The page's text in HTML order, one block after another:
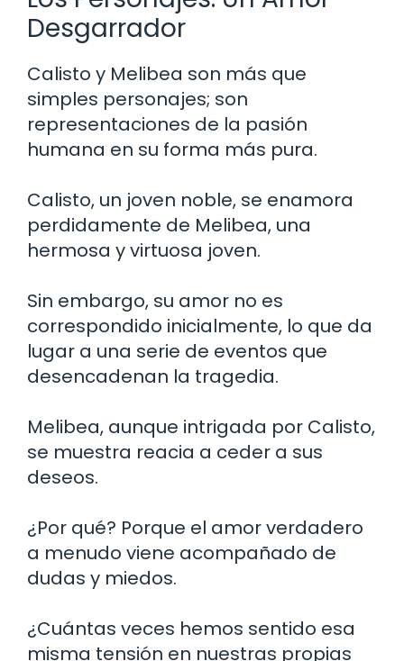
Desgarrador
Calisto y Melibea son más que
simples personajes; son
representaciones de la pasión
humana en su forma más pura.
Calisto, un joven noble, se enamora
perdidamente de Melibea, una
hermosa y virtuosa joven.
Sin embargo, su amor no es
correspondido inicialmente, lo que da
lugar a una serie de eventos que
desencadenan la tragedia.
Melibea, aunque intrigada por Calisto,
se muestra reacia a ceder a sus
deseos.
¿Por qué? Porque el amor verdadero
a menudo viene acompañado de
dudas y miedos.
¿Cuántas veces hemos sentido esa
misma tensión en nuestras propias